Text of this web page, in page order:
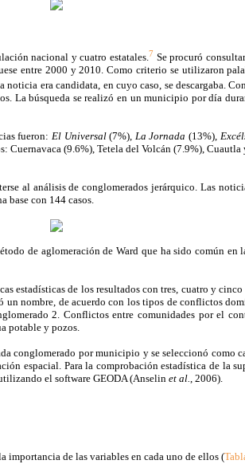
nacional y cuatro estatales. 7 Se procuró
entre 2000 y 2010. Como criterio se utilizaron
era candidata, en cuyo caso, se descargaba.
La búsqueda se realizó en un municipio por día
fueron: El Universal(7%), La Jornada (13%),
(9.6%), Tetela del Volcán (7.9%),
al análisis de conglomerados jerárquico. Las
base con 144 casos.
de aglomeración de Ward que ha sido común
estadísticas de los resultados con tres, cuatro y
nombre, de acuerdo con los tipos de conflictos
2. Conflictos entre comunidades por el
potable y pozos.
conglomerado por municipio y se seleccionó
espacial. Para la comprobación estadística de
el software GEODA (Anselin et al., 2006).
importancia de las variables en cada uno de ellos (